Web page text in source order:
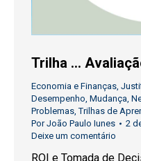
Trilha …
Economia e Finanças
Desempenho Mudança
Problemas ,Trilhas de
PorJoão Paulo Iunes
2
Deixe um comentário
ROI e Tomada de